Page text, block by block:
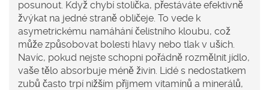
posunout. Když chybí stolička, přestáváte efektivně
žvýkat na jedné straně obličeje. To vede k
asymetrickému namáhání čelistního kloubu, což
může způsobovat bolesti hlavy nebo tlak v uších.
Navíc, pokud nejste schopni pořádně rozmělnit jídlo,
vaše tělo absorbuje méně živin. Lidé s nedostatkem
zubů často trpí nižším příjmem vitamínů a minerálů,